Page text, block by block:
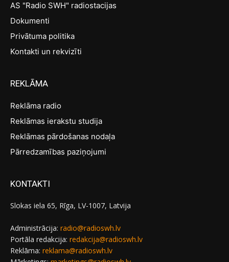
AS "Radio SWH" radiostacijas
Dokumenti
Privātuma politika
Kontakti un rekvizīti
REKLĀMA
Reklāma radio
Reklāmas ierakstu studija
Reklāmas pārdošanas nodaļa
Pārredzamības paziņojumi
KONTAKTI
Slokas iela 65, Rīga, LV-1007, Latvija
Administrācija: radio@radioswh.lv
Portāla redakcija: redakcija@radioswh.lv
Reklāma: reklama@radioswh.lv